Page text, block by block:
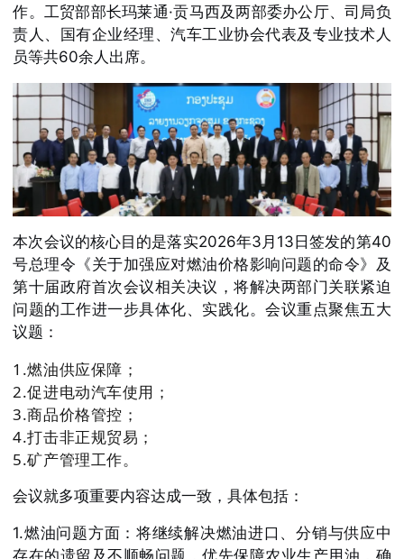
作。工贸部部长玛莱通·贡马西及两部委办公厅、司局负
责人、国有企业经理、汽车工业协会代表及专业技术人
员等共60余人出席。
本次会议的核心目的是落实2026年3月13日签发的第40
号总理令《关于加强应对燃油价格影响问题的命令》及
第十届政府首次会议相关决议，将解决两部门关联紧迫
问题的工作进一步具体化、实践化。会议重点聚焦五大
议题：
1.燃油供应保障；
2.促进电动汽车使用；
3.商品价格管控；
4.打击非正规贸易；
5.矿产管理工作。
会议就多项重要内容达成一致，具体包括：
1.燃油问题方面 ：将继续解决燃油进口、分销与供应中
存在的遗留及不顺畅问题，优先保障农业生产用油，确